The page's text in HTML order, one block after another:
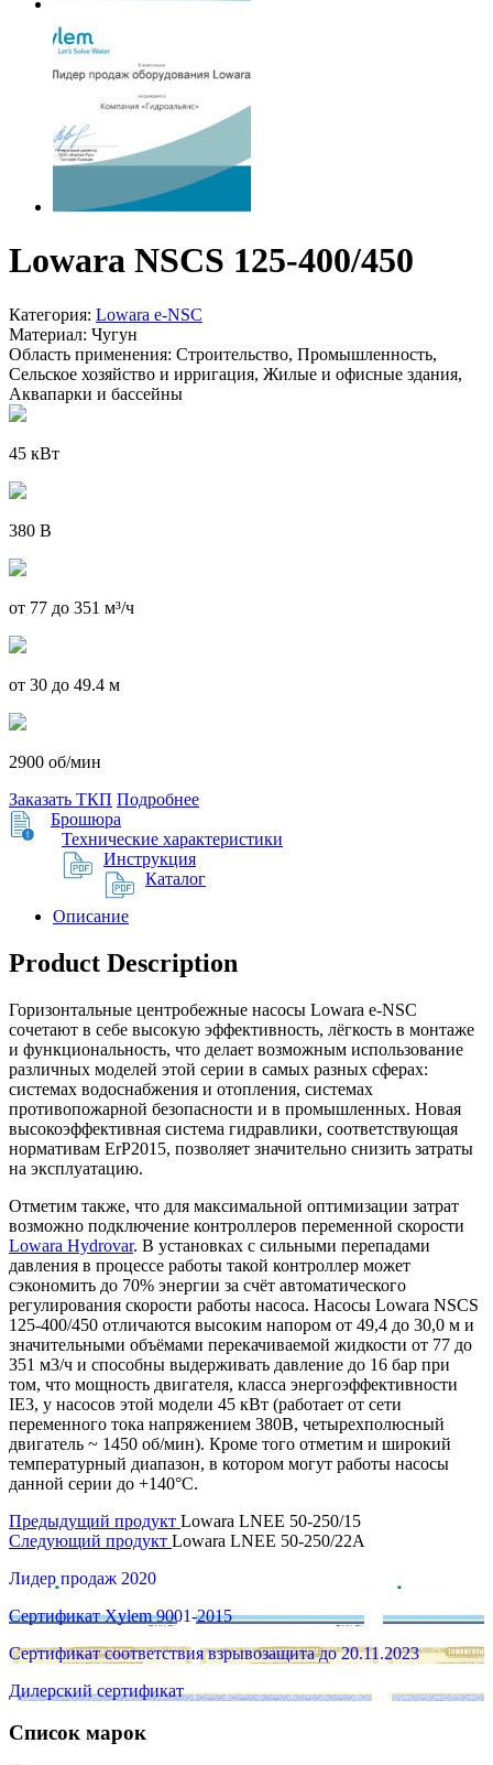
Lowara NSCS 125-400/450
Категория: Lowara e-NSC
Материал: Чугун
Область применения: Строительство, Промышленность,
Сельское хозяйство и ирригация, Жилые и офисные здания,
Аквапарки и бассейны
45 кВт
380 В
от 77 до 351 м³/ч
от 30 до 49.4 м
2900 об/мин
Заказать ТКП Подробнее
Брошюра
Технические характеристики
Инструкция
Каталог
Описание
Product Description
Горизонтальные центробежные насосы Lowara e-NSC
сочетают в себе высокую эффективность, лёгкость в монтаже
и функциональность, что делает возможным использование
различных моделей этой серии в самых разных сферах:
системах водоснабжения и отопления, системах
противопожарной безопасности и в промышленных. Новая
высокоэффективная система гидравлики, соответствующая
нормативам ErP2015, позволяет значительно снизить затраты
на эксплуатацию.
Отметим также, что для максимальной оптимизации затрат
возможно подключение контроллеров переменной скорости
Lowara Hydrovar. В установках с сильными перепадами
давления в процессе работы такой контроллер может
сэкономить до 70% энергии за счёт автоматического
регулирования скорости работы насоса. Насосы Lowara NSCS
125-400/450 отличаются высоким напором от 49,4 до 30,0 м и
значительными объёмами перекачиваемой жидкости от 77 до
351 м3/ч и способны выдерживать давление до 16 бар при
том, что мощность двигателя, класса энергоэффективности
IE3, у насосов этой модели 45 кВт (работает от сети
переменного тока напряжением 380В, четырехполюсный
двигатель ~ 1450 об/мин). Кроме того отметим и широкий
температурный диапазон, в котором могут работы насосы
данной серии до +140°C.
Предыдущий продукт Lowara LNEE 50-250/15
Следующий продукт Lowara LNEE 50-250/22A
Лидер продаж 2020
Сертификат Xylem 9001-2015
Сертификат соответствия взрывозащита до 20.11.2023
Дилерский сертификат
Список марок